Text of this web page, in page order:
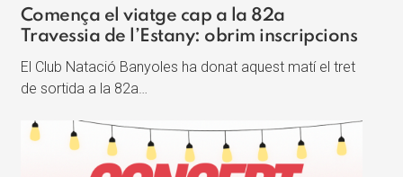
Comença el viatge cap a la 82a
Travessia de l’Estany: obrim inscripcions
El Club Natació Banyoles ha donat aquest matí el tret
de sortida a la 82a…